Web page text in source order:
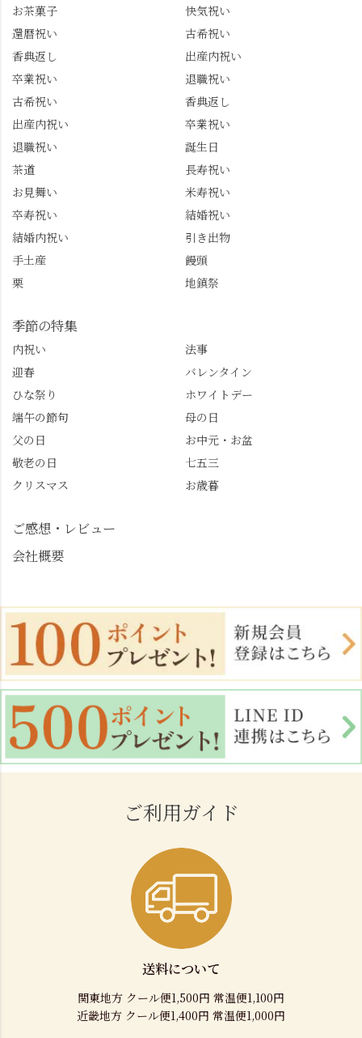
グルメをメインに発
信。お店選びの参考な
どにご利用いただける
の情報を詳しく知りた
い人は、下記アカウン
トもあわせてチェック
@sense_nagaokakyo 長岡
京市観光協会
@nagaokakyo_tourism ふ
@furufuru_nagaokakyo
物価の値上がりが激し
で🎁最後の最後まで"お
もてなし"の心を教えて
いただきました。 プロ
ドライバーならではの
情、お客様を飽きさせ
ない語り口…。楽しみ
ながら学びっぱなしの
のガイド活動にしっか
り活かしていきます💪
西山、ほんまにええと
こです。次はあなたを
🚕✨ #京都西山旅感 #京
都西山 #おもてなしタク
こごろ #勝持寺 #正法寺
#善峯寺 #あじさい #あ
じさい供養 #遊龍の松 #
清竹 #なかの邸 #小倉山
荘 #京都観光 #西京区 #
大原野
お茶菓子
快気祝い
還暦祝い
古希祝い
香典返し
出産内祝い
卒業祝い
退職祝い
古希祝い
香典返し
出産内祝い
卒業祝い
退職祝い
誕生日
茶道
長寿祝い
お見舞い
米寿祝い
卒寿祝い
結婚祝い
結婚内祝い
引き出物
手土産
饅頭
栗
地鎮祭
季節の特集
内祝い
法事
迎春
バレンタイン
ひな祭り
ホワイトデー
端午の節句
母の日
父の日
お中元・お盆
敬老の日
七五三
クリスマス
お歳暮
ご感想・レビュー
会社概要
ご利用ガイド
送料について
関東地方 クール便1,500円 常温便1,100円
近畿地方 クール便1,400円 常温便1,000円